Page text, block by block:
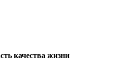
качества жизни